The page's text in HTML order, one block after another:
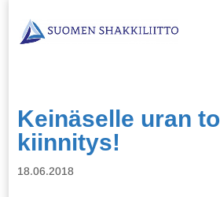
Keinäselle uran
kiinnitys!
18.06.2018